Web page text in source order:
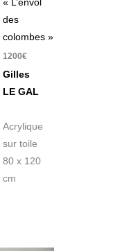
« L’envol
des
colombes »
1200€
Gilles
LE GAL
Acrylique
sur toile
80 x 120
cm